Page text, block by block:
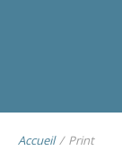
Accueil / Print